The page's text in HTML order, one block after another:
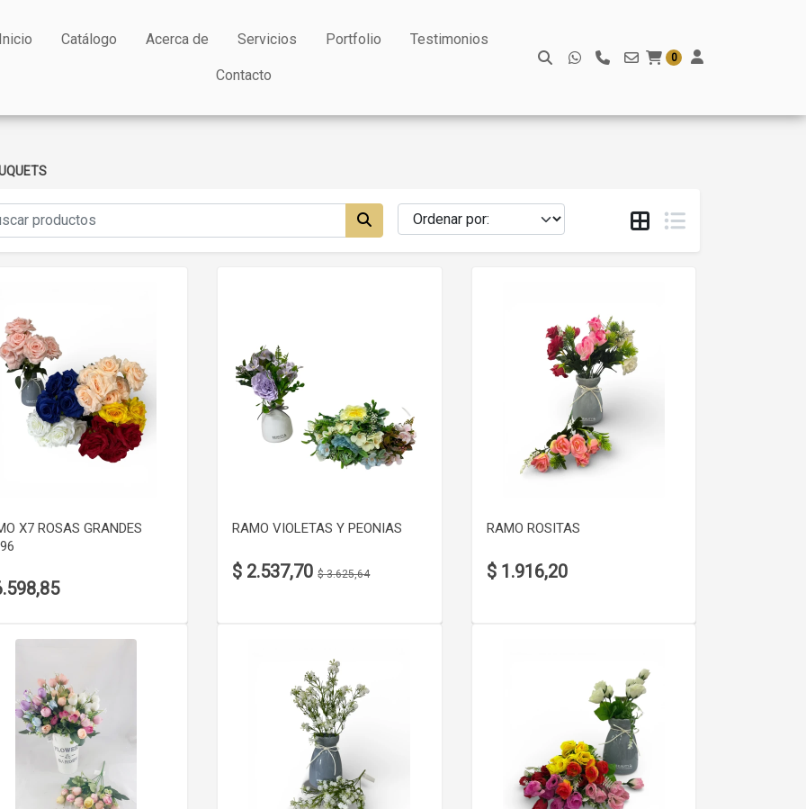
Inicio Catálogo Acerca de Servicios Portfolio Testimonios
Contacto
0
X7 ROSAS GRANDES
RAMO VIOLETAS Y PEONIAS
$ 2.537,70$ 3.625,64
VER DETALLE
RAMO ROSITAS
$ 1.916,20
VER DETALLE